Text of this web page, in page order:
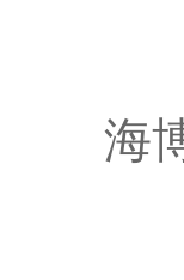
海